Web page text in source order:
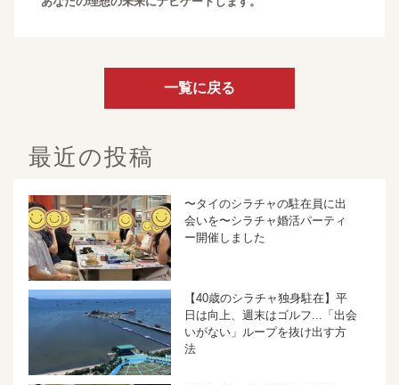
一覧に戻る
最近の投稿
〜タイのシラチャの駐在員に出
会いを〜シラチャ婚活パーティ
ー開催しました
【40歳のシラチャ独身駐在】平
日は向上、週末はゴルフ...「出会
いがない」ループを抜け出す方
法